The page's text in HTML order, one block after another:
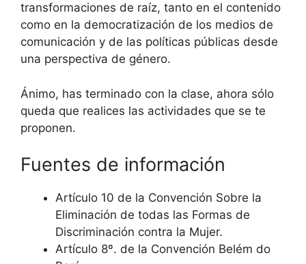
transformaciones de raíz, tanto en el contenido
como en la democratización de los medios de
comunicación y de las políticas públicas desde
una perspectiva de género.
Ánimo, has terminado con la clase, ahora sólo
queda que realices las actividades que se te
proponen.
Fuentes de información
Artículo 10 de la Convención Sobre la
Eliminación de todas las Formas de
Discriminación contra la Mujer.
Artículo 8º. de la Convención Belém do